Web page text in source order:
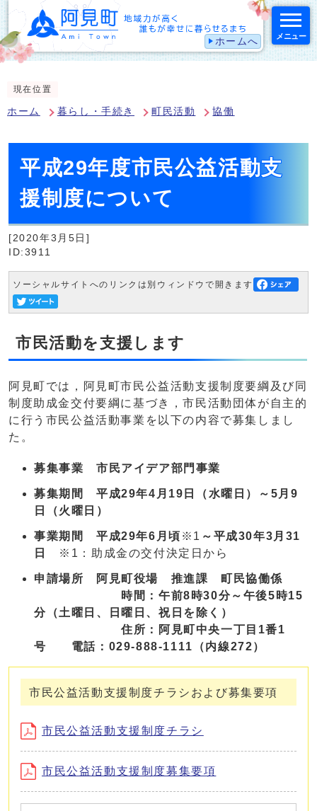
ホームへ メニュー
現在位置
ホーム 暮らし・手続き 町民活動 協働
平成29年度市民公益活動支
援制度について
[2020年3月5日]
ID:3911
ソーシャルサイトへのリンクは別ウィンドウで開きます
市民活動を支援します
阿見町では，阿見町市民公益活動支援制度要綱及び同
制度助成金交付要綱に基づき，市民活動団体が自主的
に行う市民公益活動事業を以下の内容で募集しまし
た。
募集事業 市民アイデア部門事業
募集期間 平成29年4月19日（水曜日）～5月9
日（火曜日）
事業期間 平成29年6月頃 ※1 ～平成30年3月31
日
※1：助成金の交付決定日から
申請場所 阿見町役場 推進課 町民協働係
時間：午前8時30分～午後5時15
分（土曜日、日曜日、祝日を除く）
住所：阿見町中央一丁目1番1
号 電話：029‐888-1111（内線272）
市民公益活動支援制度チラシおよび募集要項
市民公益活動支援制度チラシ
市民公益活動支援制度募集要項